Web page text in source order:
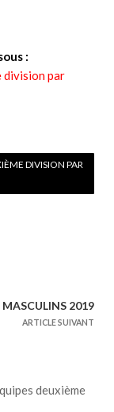
:
division par
DIVISION PAR
2019
ARTICLE SUIVANT